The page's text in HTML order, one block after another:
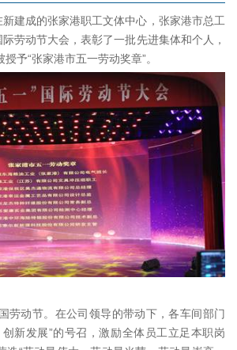
建成的张家港职工文体中心，张家港市总工
劳动节大会，表彰了一批先进集体和个人，
予“张家港市五一劳动奖章”。
劳动节。在公司领导的带动下，各车间部门
新发展”的号召，激励全体员工立足本职岗